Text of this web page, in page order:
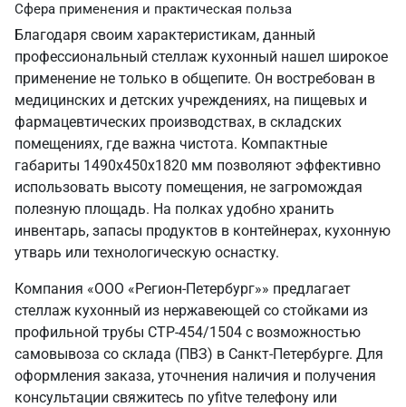
Сфера применения и практическая польза
Благодаря своим характеристикам, данный
профессиональный стеллаж кухонный нашел широкое
применение не только в общепите. Он востребован в
медицинских и детских учреждениях, на пищевых и
фармацевтических производствах, в складских
помещениях, где важна чистота. Компактные
габариты 1490х450х1820 мм позволяют эффективно
использовать высоту помещения, не загромождая
полезную площадь. На полках удобно хранить
инвентарь, запасы продуктов в контейнерах, кухонную
утварь или технологическую оснастку.
Компания «ООО «Регион-Петербург»» предлагает
стеллаж кухонный из нержавеющей со стойками из
профильной трубы СТР-454/1504 с возможностью
самовывоза со склада (ПВЗ) в Санкт‑Петербурге. Для
оформления заказа, уточнения наличия и получения
консультации свяжитесь по yfitve телефону или